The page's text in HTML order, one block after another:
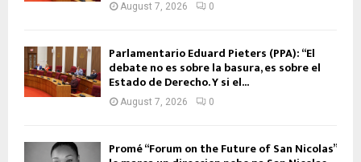
August 7, 2026 0
Parlamentario Eduard Pieters (PPA): “El
debate no es sobre la basura, es sobre el
Estado de Derecho. Y si el...
August 7, 2026 0
Promé “Forum on the Future of San Nicolas”